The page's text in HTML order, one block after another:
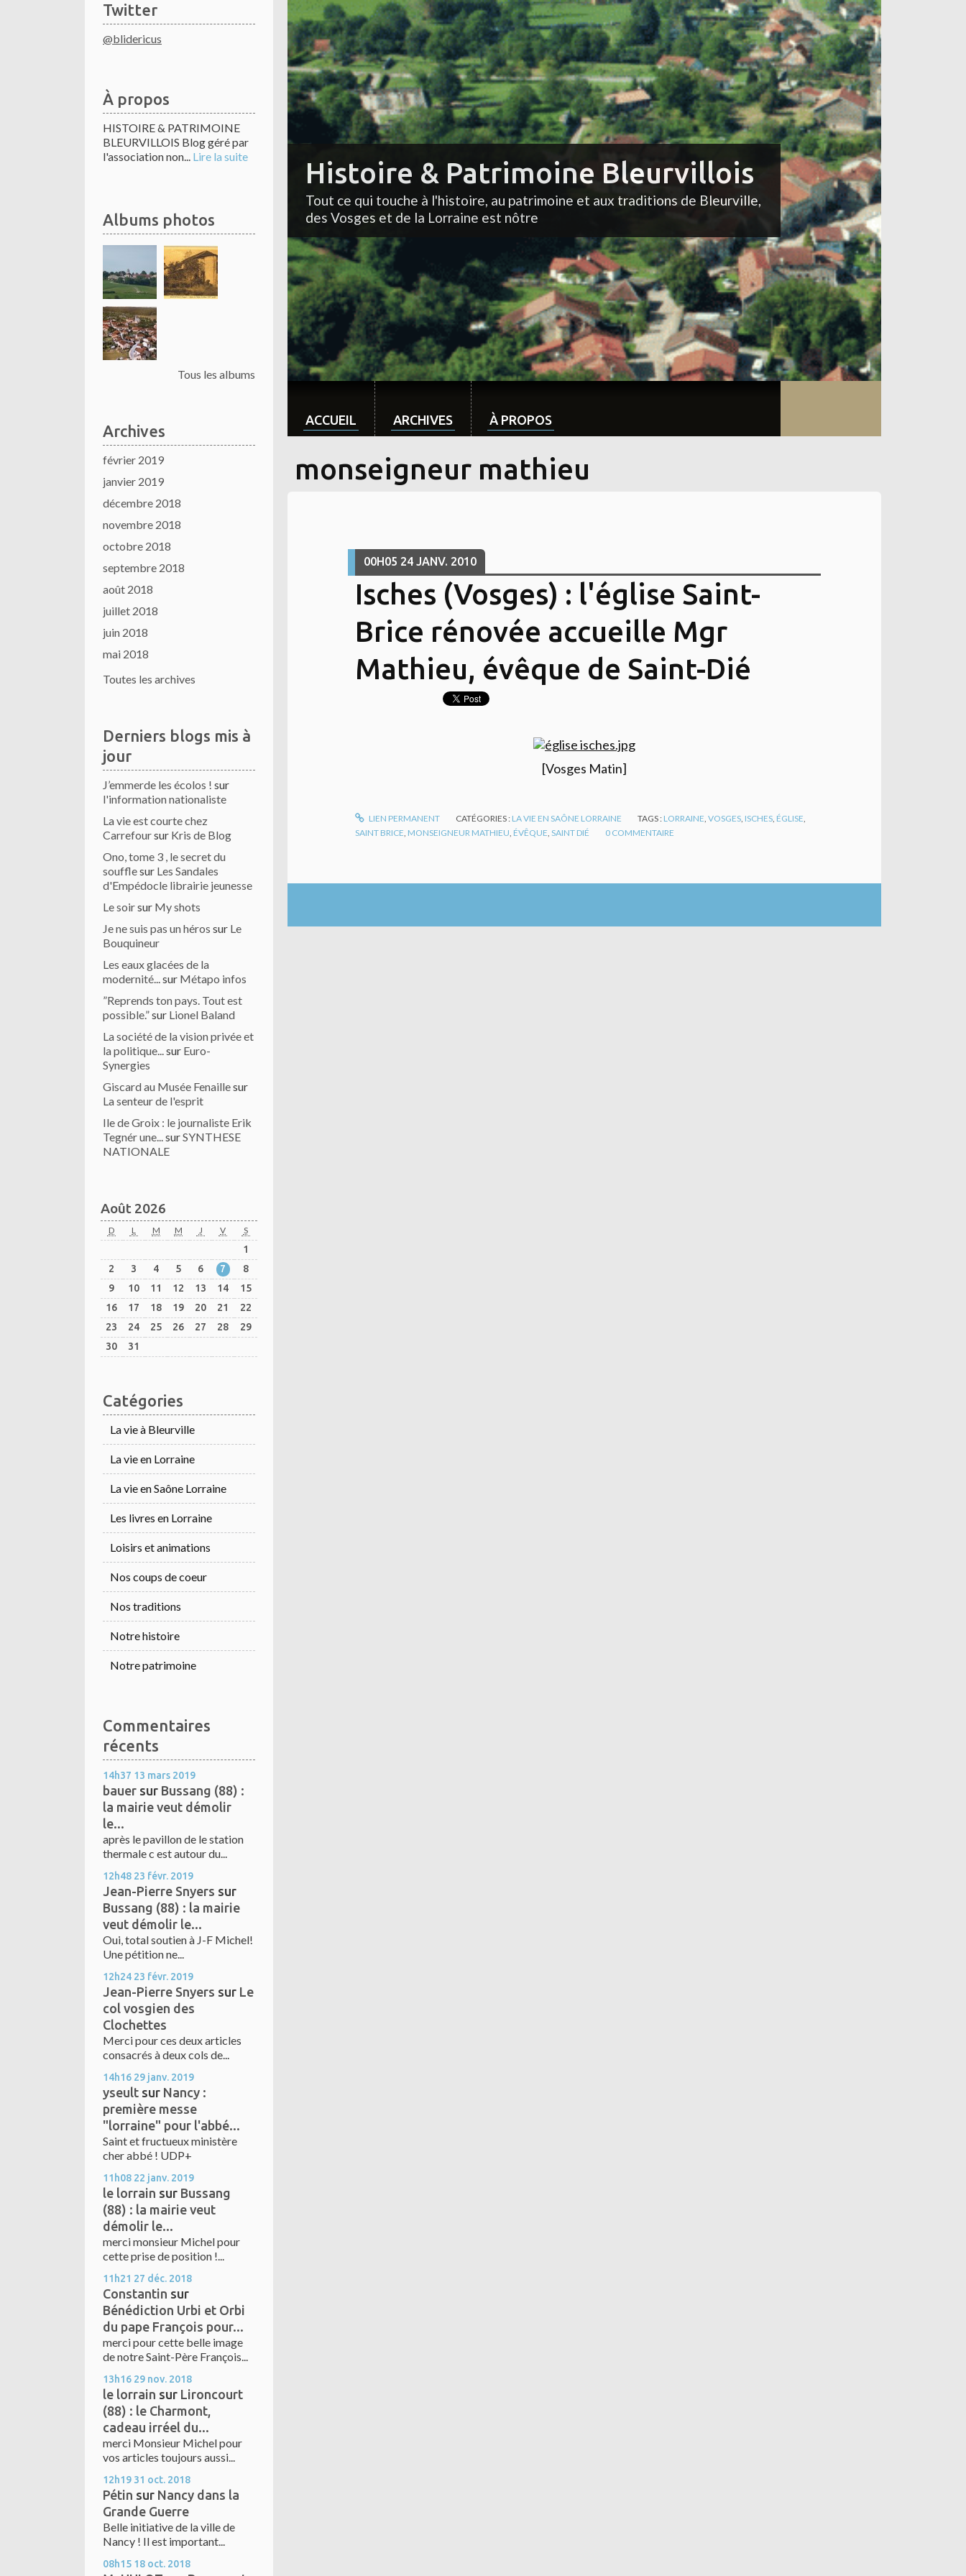
Twitter
@blidericus
À propos
HISTOIRE & PATRIMOINE
BLEURVILLOIS Blog géré par
l'association non... Lire la suite
Albums photos
Tous les albums
Archives
février 2019
janvier 2019
décembre 2018
novembre 2018
octobre 2018
septembre 2018
août 2018
juillet 2018
juin 2018
mai 2018
Toutes les archives
Derniers blogs mis à
jour
J’emmerde les écolos ! sur
l'information nationaliste
La vie est courte chez
Carrefoursur Kris de Blog
Ono, tome 3 , le secret du
soufflesur Les Sandales
d'Empédocle librairie jeunesse
Le soirsur My shots
Je ne suis pas un héros sur Le
Bouquineur
Les eaux glacées de la
modernité...sur Métapo infos
”Reprends ton pays. Tout est
possible.”sur Lionel Baland
La société de la vision privée et
la politique...sur Euro-
Synergies
Giscard au Musée Fenaillesur
La senteur de l'esprit
Ile de Groix : le journaliste Erik
Tegnér une...surSYNTHESE
NATIONALE
Août 2026
D L M M J V S
1
2
3 4 5 6 7
8
9
10 11 12 13 14
15
16
17 18 19 20 21
22
23
24 25 26 27 28
29
30
31
Catégories
La vie à Bleurville
La vie en Lorraine
La vie en Saône Lorraine
Les livres en Lorraine
Loisirs et animations
Nos coups de coeur
Nos traditions
Notre histoire
Notre patrimoine
Commentaires
récents
14h37 13 mars 2019
bauer sur Bussang (88) :
la mairie veut démolir
le...
après le pavillon de le station
thermale c est autour du...
12h48 23 févr. 2019
Jean-Pierre Snyers sur
Bussang (88) : la mairie
veut démolir le...
Oui, total soutien à J-F Michel!
Une pétition ne...
12h24 23 févr. 2019
Jean-Pierre Snyers sur Le
col vosgien des
Clochettes
Merci pour ces deux articles
consacrés à deux cols de...
14h16 29 janv. 2019
yseult sur Nancy :
première messe
"lorraine" pour l'abbé...
Saint et fructueux ministère
cher abbé ! UDP+
11h08 22 janv. 2019
le lorrain sur Bussang
(88) : la mairie veut
démolir le...
merci monsieur Michel pour
cette prise de position !...
11h21 27 déc. 2018
Constantin sur
Bénédiction Urbi et Orbi
du pape François pour...
merci pour cette belle image
de notre Saint-Père François...
13h16 29 nov. 2018
le lorrain sur Lironcourt
(88) : le Charmont,
cadeau irréel du...
merci Monsieur Michel pour
vos articles toujours aussi...
12h19 31 oct. 2018
Pétin sur Nancy dans la
Grande Guerre
Belle initiative de la ville de
Nancy ! Il est important...
08h15 18 oct. 2018
Histoire & Patrimoine Bleurvillois
Tout ce qui touche à l'histoire, au patrimoine et aux traditions de Bleurville,
des Vosges et de la Lorraine est nôtre
ACCUEIL ARCHIVES À PROPOS
monseigneur mathieu
00H05 24 JANV. 2010
Isches (Vosges) : l'église Saint-
Brice rénovée accueille Mgr
Mathieu, évêque de Saint-Dié
[Vosges Matin]
LIEN PERMANENT CATÉGORIES : LA VIE EN SAÔNE LORRAINE TAGS : LORRAINE ,VOSGES ISCHES ÉGLISE
SAINT BRICE MONSEIGNEUR MATHIEU ÉVÊQUE SAINT DIÉ 0 COMMENTAIRE